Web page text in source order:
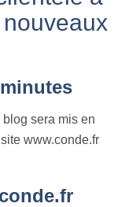
sera mis en
www.conde.fr